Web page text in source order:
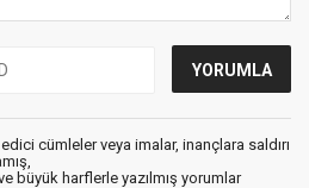
cümleler veya imalar, inançlara saldırı
büyük harflerle yazılmış yorumlar